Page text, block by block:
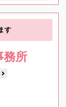
す
務所